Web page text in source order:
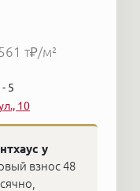
т₽/м²
5
10
у
взнос 48